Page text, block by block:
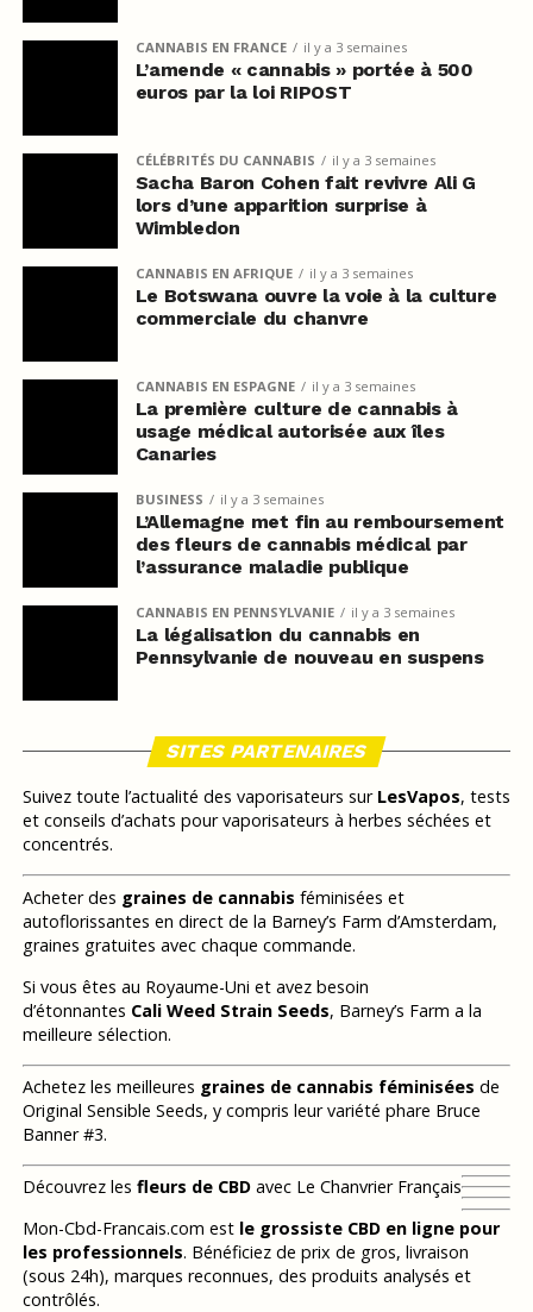
CANNABIS EN FRANCE il y a 3 semaines
L’amende « cannabis » portée à 500
euros par la loi RIPOST
CÉLÉBRITÉS DU CANNABIS il y a 3 semaines
Sacha Baron Cohen fait revivre Ali G
lors d’une apparition surprise à
Wimbledon
CANNABIS EN AFRIQUE il y a 3 semaines
Le Botswana ouvre la voie à la culture
commerciale du chanvre
CANNABIS EN ESPAGNE il y a 3 semaines
La première culture de cannabis à
usage médical autorisée aux îles
Canaries
BUSINESS il y a 3 semaines
L’Allemagne met fin au remboursement
des fleurs de cannabis médical par
l’assurance maladie publique
CANNABIS EN PENNSYLVANIE il y a 3 semaines
La légalisation du cannabis en
Pennsylvanie de nouveau en suspens
SITES PARTENAIRES
Suivez toute l’actualité des vaporisateurs sur LesVapos, tests
et conseils d’achats pour vaporisateurs à herbes séchées et
concentrés.
Acheter des graines de cannabis féminisées et
autoflorissantes en direct de la Barney’s Farm d’Amsterdam,
graines gratuites avec chaque commande.
Si vous êtes au Royaume-Uni et avez besoin
d’étonnantes Cali Weed Strain Seeds, Barney’s Farm a la
meilleure sélection.
Achetez les meilleures graines de cannabis féminisées de
Original Sensible Seeds, y compris leur variété phare Bruce
Banner #3.
Découvrez les fleurs de CBDavec Le Chanvrier Français
Mon-Cbd-Francais.com est le grossiste CBD en ligne pour
les professionnels. Bénéficiez de prix de gros, livraison
(sous 24h), marques reconnues, des produits analysés et
contrôlés.